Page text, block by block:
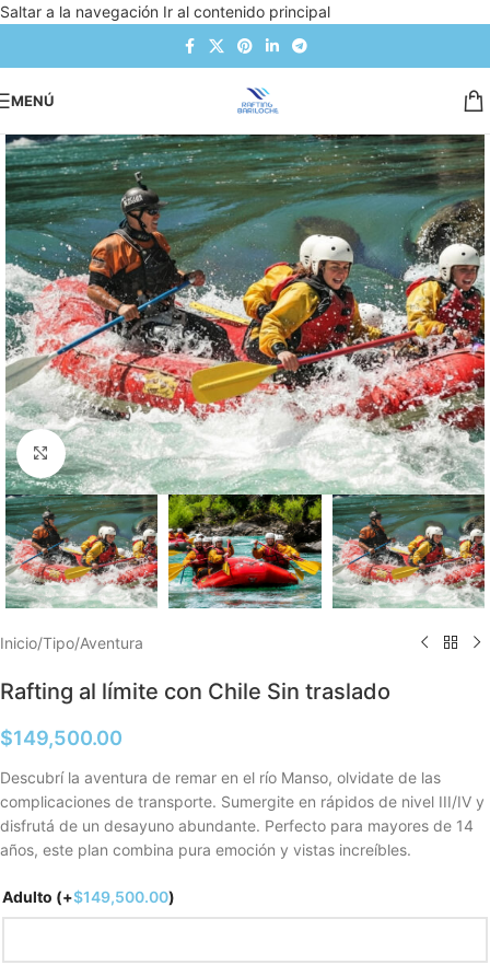
Saltar a la navegación Ir al contenido principal
MENÚ
Clic para ampliar
Inicio/Tipo/Aventura
Rafting al límite con Chile Sin traslado
$149,500.00
Descubrí la aventura de remar en el río Manso, olvidate de las
complicaciones de transporte. Sumergite en rápidos de nivel III/IV y
disfrutá de un desayuno abundante. Perfecto para mayores de 14
años, este plan combina pura emoción y vistas increíbles.
Adulto (+$149,500.00)